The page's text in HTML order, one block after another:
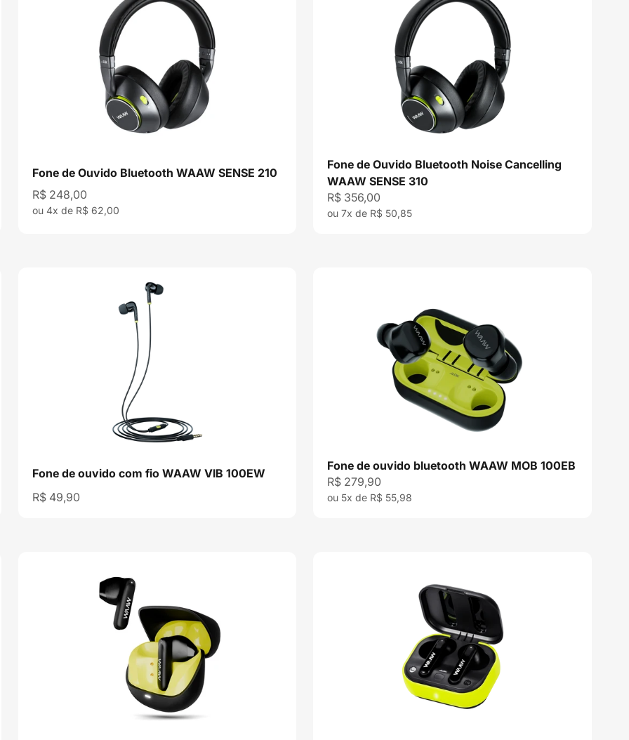
Fone de Ouvido Bluetooth WAAW SENSE 210
Preço promocional
R$ 248,00
ou 4x de R$ 62,00
Fone de Ouvido Bluetooth Noise Cancelling
WAAW SENSE 310
Preço promocional
R$ 356,00
ou 7x de R$ 50,85
Fone de ouvido com fio WAAW VIB 100EW
Preço promocional
R$ 49,90
Fone de ouvido bluetooth WAAW MOB 100EB
Preço promocional
R$ 279,90
ou 5x de R$ 55,98